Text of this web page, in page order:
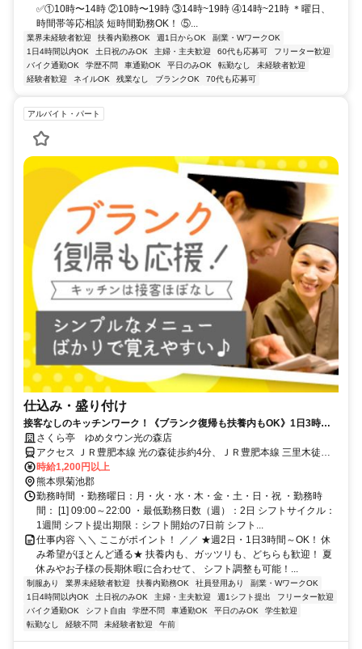
✅①10時〜14時 ②10時〜19時 ③14時~19時 ④14時~21時 ＊曜日、
時間帯等応相談 短時間勤務OK！ ⑤...
業界未経験者歓迎 扶養内勤務OK 週1日からOK
副業・WワークOK
1日4時間以内OK
土日祝のみOK 主婦・主夫歓迎 60代も応募可
フリーター歓迎
バイク通勤OK
学歴不問 車通勤OK 平日のみOK 転勤なし
未経験者歓迎
経験者歓迎
ネイルOK 残業なし ブランクOK 70代も応募可
アルバイト・パート
仕込み・盛り付け
接客なしのキッチンワーク！《ブランク復帰も扶養内もOK》1日3時間
～、ちょっとした空き時間に♪
さくら亭 ゆめタウン光の森店
アクセス ＪＲ豊肥本線 光の森徒歩約4分、ＪＲ豊肥本線 三里木徒歩
約16分、ＪＲ豊肥本線 武蔵塚徒歩約23分
時給1,200円以上
熊本県菊池郡
勤務時間 ・勤務曜日：月・火・水・木・金・土・日・祝 ・勤務時
間： [1] 09:00～22:00 ・最低勤務日数（週）：2日 シフトサイクル：
1週間 シフト提出期限：シフト開始の7日前 シフト...
仕事内容 ＼＼ ここがポイント！ ／／ ★週2日・1日3時間～OK！ 休
み希望がほとんど通る★ 扶養内も、ガッツリも、どちらも歓迎！ 夏
休みやお子様の長期休暇に合わせて、 シフト調整も可能！...
制服あり 業界未経験者歓迎 扶養内勤務OK 社員登用あり
副業・WワークOK
1日4時間以内OK
土日祝のみOK 主婦・主夫歓迎 週1シフト提出
フリーター歓迎
バイク通勤OK
シフト自由 学歴不問 車通勤OK 平日のみOK
学生歓迎
転勤なし
経験不問 未経験者歓迎 午前